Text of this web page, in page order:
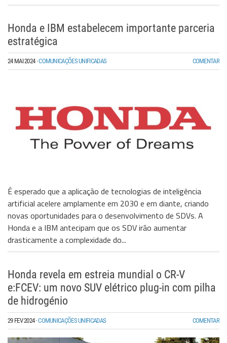
Honda e IBM estabelecem importante parceria
estratégica
24 MAI 2024·COMUNICAÇÕES UNIFICADAS COMENTAR
É esperado que a aplicação de tecnologias de inteligência
artificial acelere amplamente em 2030 e em diante, criando
novas oportunidades para o desenvolvimento de SDVs. A
Honda e a IBM antecipam que os SDV irão aumentar
drasticamente a complexidade do...
Honda revela em estreia mundial o CR-V
e:FCEV: um novo SUV elétrico plug-in com pilha
de hidrogénio
29 FEV 2024·COMUNICAÇÕES UNIFICADAS COMENTAR